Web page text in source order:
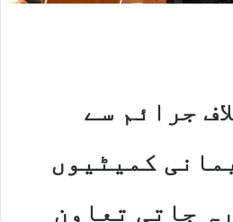
جرائم سے
کمیٹیوں
جاتی تعاون